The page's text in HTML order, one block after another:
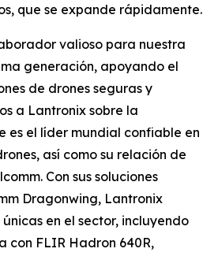
que se expande rápidamente.
valioso para nuestra
generación, apoyando el
de drones seguras y
a Lantronix sobre la
es el líder mundial confiable en
así como su relación de
Con sus soluciones
Dragonwing, Lantronix
en el sector, incluyendo
con FLIR Hadron 640R,